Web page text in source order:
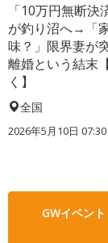
「10万円無断決
が釣り沼へ→「
味？」限界妻が
離婚という結末
く】
全国
2026年5月10日
GWイベン